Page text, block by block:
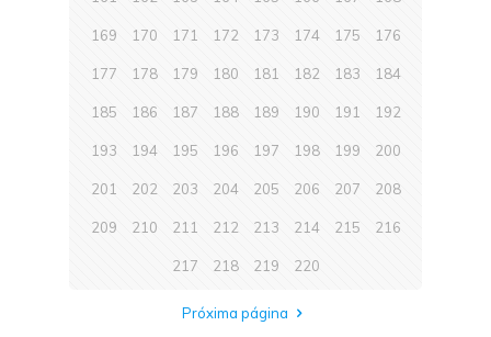
169 170 171 172 173 174 175 176
177 178 179 180 181 182 183 184
185 186 187 188 189 190 191 192
193 194 195 196 197 198 199 200
201 202 203 204 205 206 207 208
209 210 211 212 213 214 215 216
217 218 219 220
Próxima página